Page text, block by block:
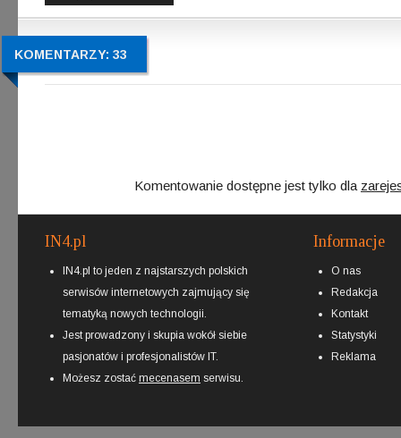
KOMENTARZY: 33
Komentowanie dostępne jest tylko dla
IN4.pl
IN4.pl to jeden z najstarszych polskich
serwisów internetowych zajmujący się
tematyką nowych technologii.
Jest prowadzony i skupia wokół siebie
pasjonatów i profesjonalistów IT.
Możesz zostać mecenasem serwisu.
Informacje
O nas
Redakcja
Kontakt
Statystyki
Reklama